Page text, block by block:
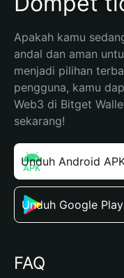
Apakah kamu
andal dan aman
menjadi pilihan
pengguna, kamu
Web3 di Bitget
sekarang!
Unduh Android
Unduh Google Play
FAQ